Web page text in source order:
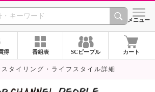
SHOP CHANNEL シメニュー
得 番組表 SCピープル カート
スタイリング・ライフスタイル詳細